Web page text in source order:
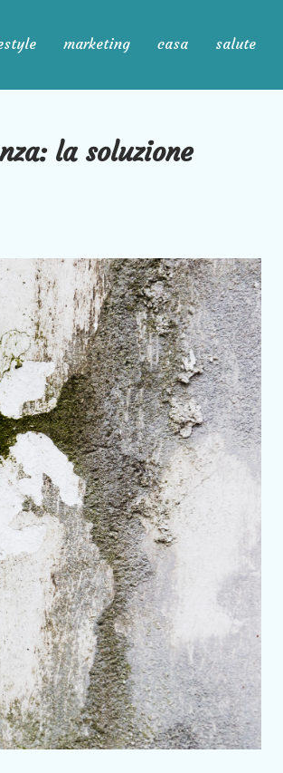
marketing casa salute
la soluzione